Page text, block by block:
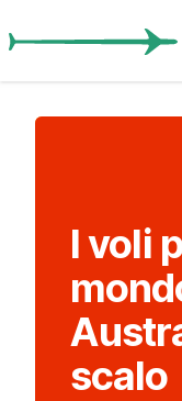
I voli
scalo